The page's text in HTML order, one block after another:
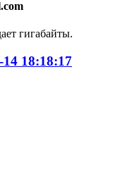
гигабайты.
14 18:18:17